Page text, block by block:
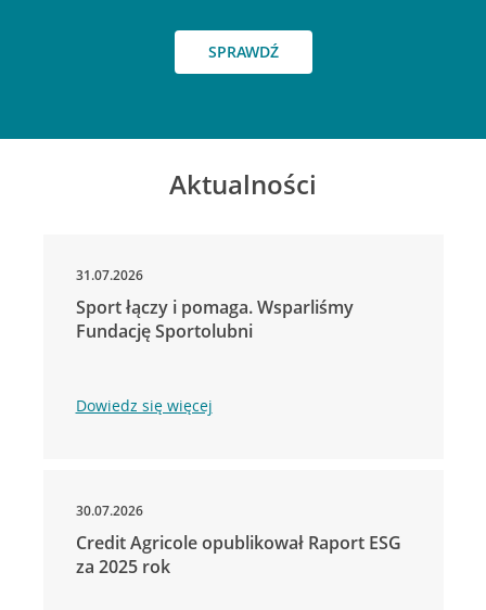
SPRAWDŹ
Aktualności
31.07.2026
Sport łączy i pomaga. Wsparliśmy
Fundację Sportolubni
Dowiedz się więcej
30.07.2026
Credit Agricole opublikował Raport ESG
za 2025 rok